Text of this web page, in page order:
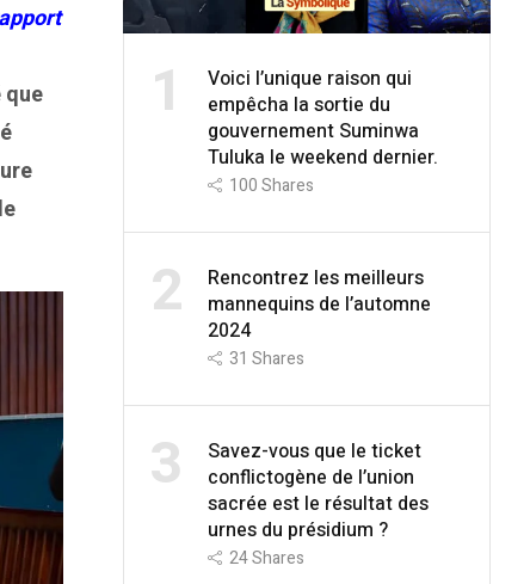
que
1
Voici l’unique raison qui
empêcha la sortie du
gouvernement Suminwa
Tuluka le weekend dernier.
100Shares
2
Rencontrez les meilleurs
mannequins de l’automne
2024
31 Shares
3
Savez-vous que le ticket
conflictogène de l’union
sacrée est le résultat des
urnes du présidium ?
24Shares